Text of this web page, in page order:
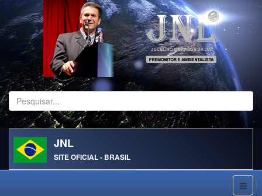
Pesquisar...
JNL
SITE OFICIAL - BRASIL